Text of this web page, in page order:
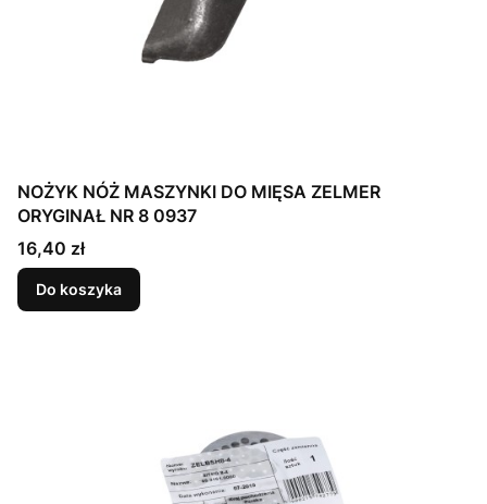
NOŻYK NÓŻ MASZYNKI DO MIĘSA ZELMER
ORYGINAŁ NR 8 0937
Cena
16,40 zł
Do koszyka